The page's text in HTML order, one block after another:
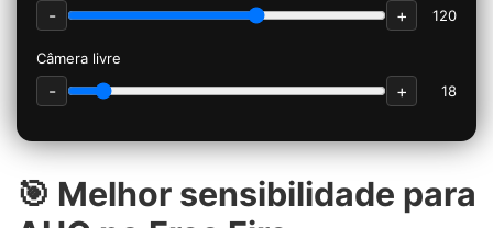
- + 120
Câmera livre
- + 18
🎯 Melhor sensibilidade para